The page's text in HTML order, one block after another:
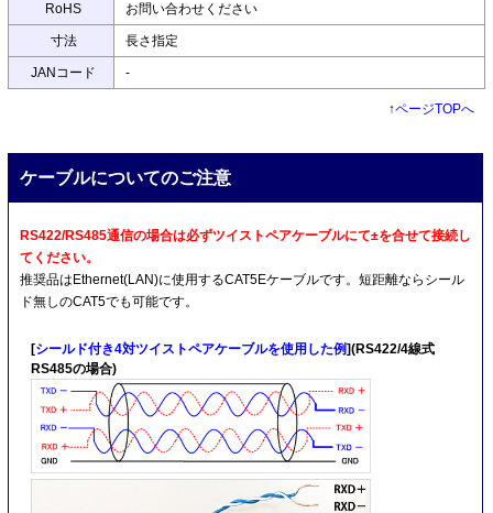
RoHS お問い合わせください
寸法 長さ指定
JANコード -
↑ページTOPへ
ケーブルについてのご注意
RS422/RS485通信の場合は必ずツイストペアケーブルにて±を合せて接続し
てください。
推奨品はEthernet(LAN)に使用するCAT5Eケーブルです。短距離ならシール
ド無しのCAT5でも可能です。
[シールド付き4対ツイストペアケーブルを使用した例](RS422/4線式
RS485の場合)